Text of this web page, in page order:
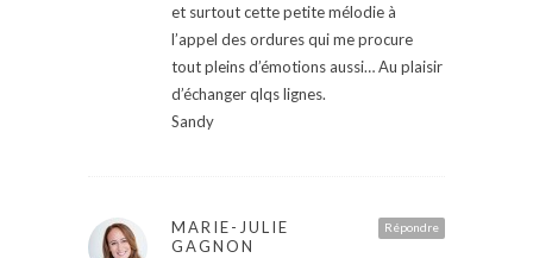
et surtout cette petite mélodie à
l’appel des ordures qui me procure
tout pleins d’émotions aussi… Au plaisir
d’échanger qlqs lignes.
Sandy
Répondre
MARIE-JULIE
GAGNON